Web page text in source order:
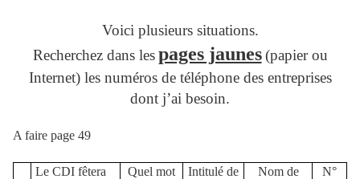
Voici plusieurs situations.
Recherchez dans les pages jaunes (papier ou
Internet) les numéros de téléphone des entreprises
dont j’ai besoin.
A faire page 49
Le CDI fêtera
Quel mot
Intitulé de
Nom de
N°